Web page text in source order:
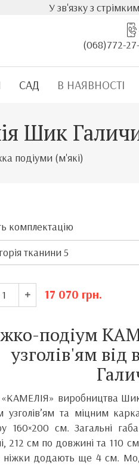
У зв'язку з стрімким
(068)772-
САД В НАЯВНОСТІ
Шик
подіуми (м'які)
комплектацію
тканини 5
17 070 грн.
подіум
узголів'ям
виробництва
узголів’ям та міцним
160×200 см. Загальні
212 см по довжині та 110 см
додають ще 4 см.